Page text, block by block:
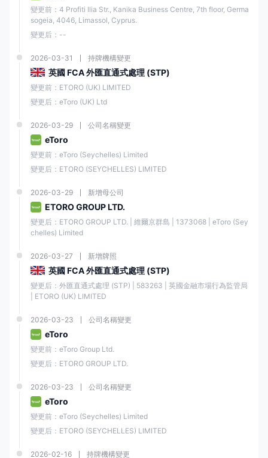
FCA
E投睿
(UK)
直通式
險並採取措施保護其投資。
市場工具
種商品、55種貨幣、18個指數和106種加密貨幣
有了這麼多的工具可供選擇，交易者可以實現投資組合的多樣化，並探索
各種市場，尋找最佳的投資機會。
股票 ✔
指數
加密貨幣
變更前：4 Profiti Ilia Str., Kanika Business Centre, 7th floor, Germa
sogeia, 4046, Limassol, Cyprus.
變更后：--
2026-03-31 持牌機構變更
英國 FCA 外匯直通式處理 (STP)
變更前：ETORO (UK) LIMITED
變更后：eToro (UK) Ltd
2026-03-29 公司名稱變更
eToro
變更前：eToro (Seychelles) Limited
變更后：ETORO (SEYCHELLES) LIMITED
2026-03-29 新增母公司
ETORO GROUP LTD.
變更后：ETORO GROUP LTD. | 維爾京群島 | 1373068 | eToro (Sey
chelles) Limited
2026-03-27 新增牌照
英國 FCA 外匯直通式處理 (STP)
變更后：外匯直通式處理 (STP) | 583263 | 英國金融市場行為監管局
| ETORO (UK) LIMITED
2026-03-23 公司名稱變更
eToro
變更前：eToro Group Ltd.
變更后：ETORO GROUP LTD.
2026-03-23 公司名稱變更
eToro
變更前：eToro (Seychelles) Limited
變更后：ETORO (SEYCHELLES) LIMITED
2026-02-16 持牌機構變更